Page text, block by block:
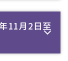
11月2日至